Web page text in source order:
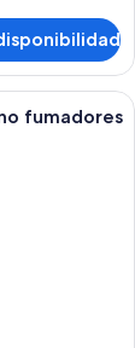
con dos camas,
fumadores